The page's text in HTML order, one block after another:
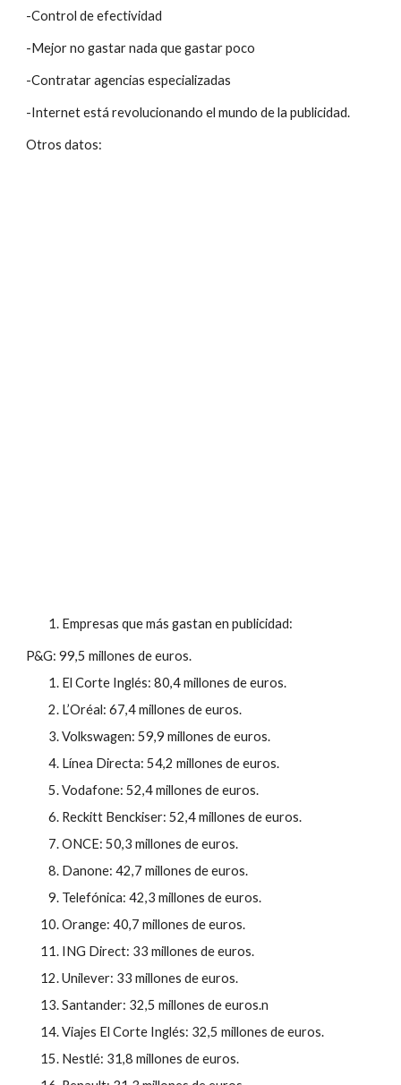
-Control de efectividad
-Mejor no gastar nada que gastar poco
-Contratar agencias especializadas
-Internet está revolucionando el mundo de la publicidad.
Otros datos:
Empresas que más gastan en publicidad:
P&G: 99,5 millones de euros.
El Corte Inglés: 80,4 millones de euros.
L’Oréal: 67,4 millones de euros.
Volkswagen: 59,9 millones de euros.
Línea Directa: 54,2 millones de euros.
Vodafone: 52,4 millones de euros.
Reckitt Benckiser: 52,4 millones de euros.
ONCE: 50,3 millones de euros.
Danone: 42,7 millones de euros.
Telefónica: 42,3 millones de euros.
Orange: 40,7 millones de euros.
ING Direct: 33 millones de euros.
Unilever: 33 millones de euros.
Santander: 32,5 millones de euros.n
Viajes El Corte Inglés: 32,5 millones de euros.
Nestlé: 31,8 millones de euros.